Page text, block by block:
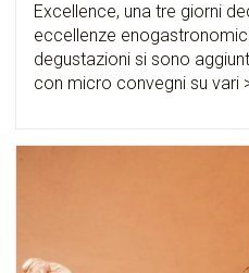
Excellence, una tre giorni
eccellenze
degustazioni si sono
con micro convegni su vari